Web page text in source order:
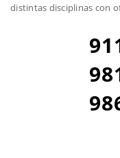
distintas disciplinas con